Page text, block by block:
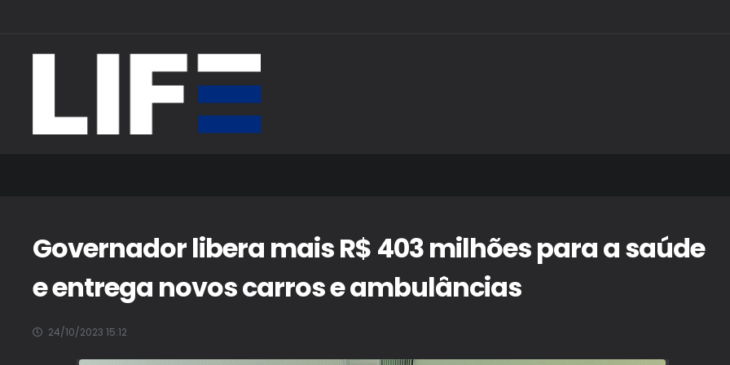
Governador libera mais R$ 403 milhões para a saúde
e entrega novos carros e ambulâncias
24/10/2023 15:12